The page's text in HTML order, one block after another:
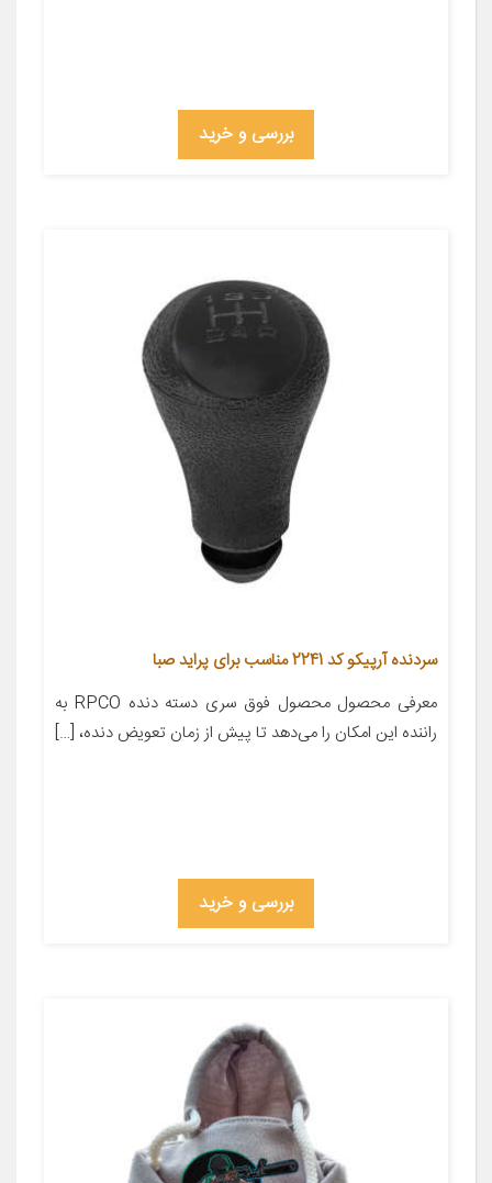
بررسی و خرید
سردنده آرپیکو کد 2241 مناسب برای پراید صبا
معرفی محصول محصول فوق سری دسته دنده RPCO به
راننده این امکان را می‌دهد تا پیش از زمان تعویض دنده، […]
بررسی و خرید